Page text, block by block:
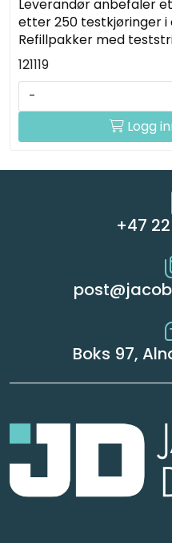
Leverandør anbefaler
etter 250 testkjøringer i
Refillpakker med
121119
-
Logg
+47
Boks 97,